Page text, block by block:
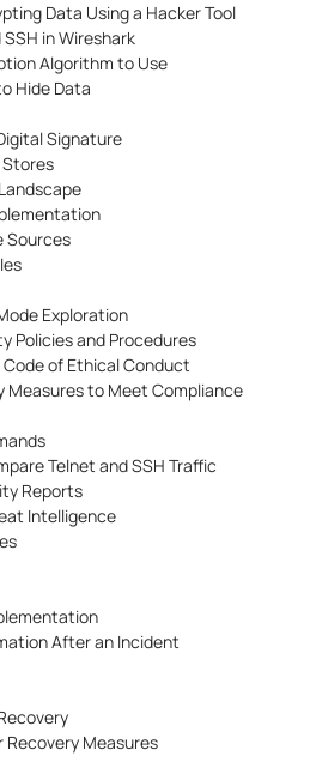
Data Using a Hacker Tool
in Wireshark
Algorithm to Use
Hide Data
Signature
Sources
Exploration
Policies and Procedures
of Ethical Conduct
Measures to Meet Compliance
Telnet and SSH Traffic
Reports
Intelligence
After an Incident
Recovery Measures